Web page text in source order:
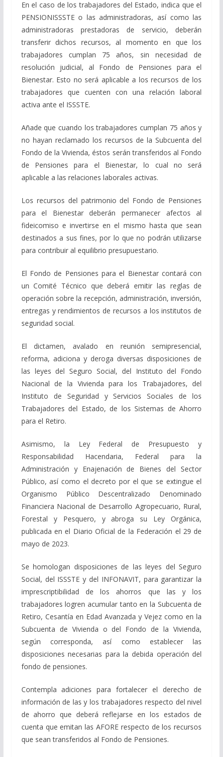
En el caso de los trabajadores del Estado, indica que el
PENSIONISSSTE o las administradoras, así como las
administradoras prestadoras de servicio, deberán
transferir dichos recursos, al momento en que los
trabajadores cumplan 75 años, sin necesidad de
resolución judicial, al Fondo de Pensiones para el
Bienestar. Esto no será aplicable a los recursos de los
trabajadores que cuenten con una relación laboral
activa ante el ISSSTE.
Añade que cuando los trabajadores cumplan 75 años y
no hayan reclamado los recursos de la Subcuenta del
Fondo de la Vivienda, éstos serán transferidos al Fondo
de Pensiones para el Bienestar, lo cual no será
aplicable a las relaciones laborales activas.
Los recursos del patrimonio del Fondo de Pensiones
para el Bienestar deberán permanecer afectos al
fideicomiso e invertirse en el mismo hasta que sean
destinados a sus fines, por lo que no podrán utilizarse
para contribuir al equilibrio presupuestario.
El Fondo de Pensiones para el Bienestar contará con
un Comité Técnico que deberá emitir las reglas de
operación sobre la recepción, administración, inversión,
entregas y rendimientos de recursos a los institutos de
seguridad social.
El dictamen, avalado en reunión semipresencial,
reforma, adiciona y deroga diversas disposiciones de
las leyes del Seguro Social, del Instituto del Fondo
Nacional de la Vivienda para los Trabajadores, del
Instituto de Seguridad y Servicios Sociales de los
Trabajadores del Estado, de los Sistemas de Ahorro
para el Retiro.
Asimismo, la Ley Federal de Presupuesto y
Responsabilidad Hacendaria, Federal para la
Administración y Enajenación de Bienes del Sector
Público, así como el decreto por el que se extingue el
Organismo Público Descentralizado Denominado
Financiera Nacional de Desarrollo Agropecuario, Rural,
Forestal y Pesquero, y abroga su Ley Orgánica,
publicada en el Diario Oficial de la Federación el 29 de
mayo de 2023.
Se homologan disposiciones de las leyes del Seguro
Social, del ISSSTE y del INFONAVIT, para garantizar la
imprescriptibilidad de los ahorros que las y los
trabajadores logren acumular tanto en la Subcuenta de
Retiro, Cesantía en Edad Avanzada y Vejez como en la
Subcuenta de Vivienda o del Fondo de la Vivienda,
según corresponda, así como establecer las
disposiciones necesarias para la debida operación del
fondo de pensiones.
Contempla adiciones para fortalecer el derecho de
información de las y los trabajadores respecto del nivel
de ahorro que deberá reflejarse en los estados de
cuenta que emitan las AFORE respecto de los recursos
que sean transferidos al Fondo de Pensiones.